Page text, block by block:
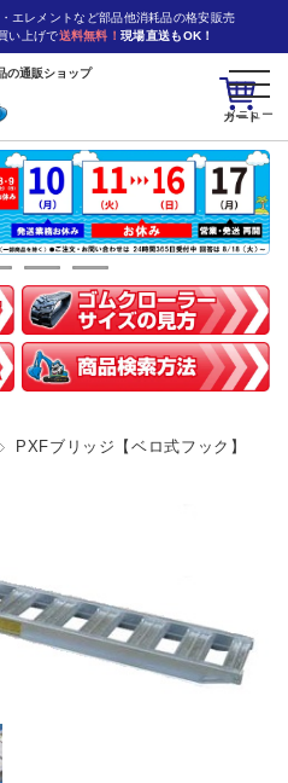
カート
エレメントなど部品他消耗品の格安販売
い上げで送料無料！ 現場直送もOK！
の通販ショップ
PXFブリッジ【ベロ式フック】